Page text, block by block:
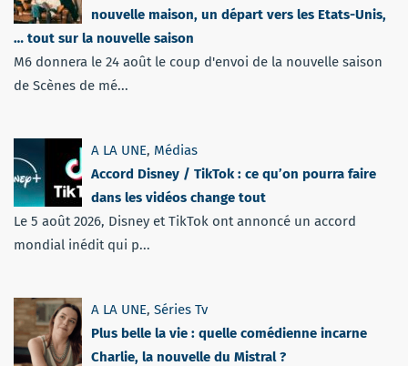
nouvelle maison, un départ vers les Etats-Unis,
… tout sur la nouvelle saison
M6 donnera le 24 août le coup d'envoi de la nouvelle saison
de Scènes de mé...
A LA UNE, Médias
Accord Disney / TikTok : ce qu’on pourra faire
dans les vidéos change tout
Le 5 août 2026, Disney et TikTok ont annoncé un accord
mondial inédit qui p...
A LA UNE, Séries Tv
Plus belle la vie : quelle comédienne incarne
Charlie, la nouvelle du Mistral ?